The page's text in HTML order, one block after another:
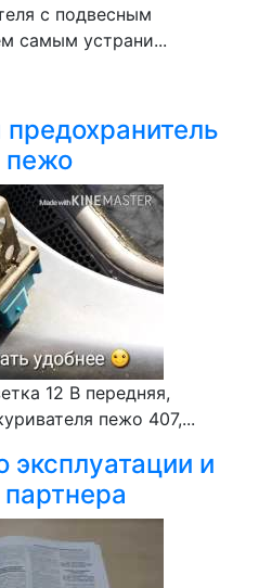
с подвесным
самым устрани...
предохранитель
пежо
12 В передняя,
пежо 407,...
эксплуатации и